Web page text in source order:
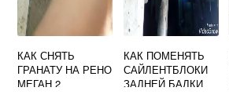
КАК СНЯТЬ
ГРАНАТУ НА РЕНО
МЕГАН 2
КАК ПОМЕНЯТЬ
САЙЛЕНТБЛОКИ
ЗАДНЕЙ БАЛКИ